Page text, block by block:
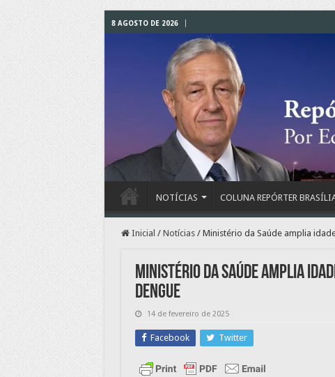
8 AGOSTO DE 2026
NOTÍCIAS COLUNA REPÓRTER
Inicial / Notícias / Ministério da Saúde amplia
Ministério da Saúde amplia
dengue
14 de fevereiro de 2025
Facebook Twitter